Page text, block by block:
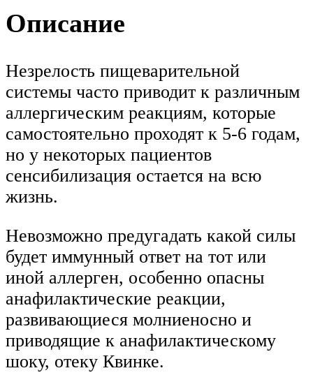
Описание
Незрелость пищеварительной
системы часто приводит к различным
аллергическим реакциям, которые
самостоятельно проходят к 5-6 годам,
но у некоторых пациентов
сенсибилизация остается на всю
жизнь.
Невозможно предугадать какой силы
будет иммунный ответ на тот или
иной аллерген, особенно опасны
анафилактические реакции,
развивающиеся молниеносно и
приводящие к анафилактическому
шоку, отеку Квинке.